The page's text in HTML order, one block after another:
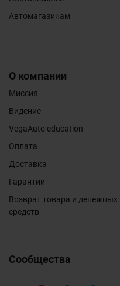
Автомагазинам
О компании
Миссия
Видение
VegaAuto education
Оплата
Доставка
Гарантии
Возврат товара и денежных
средств
Сообщества